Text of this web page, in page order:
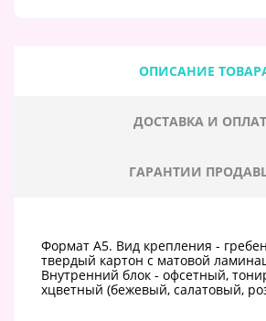
ОПИСАНИЕ
ДОСТАВКА И
ГАРАНТИИ
Формат А5. Вид крепления -
твердый картон с матовой
Внутренний блок - офсетный,
хцветный (бежевый, салатовый,